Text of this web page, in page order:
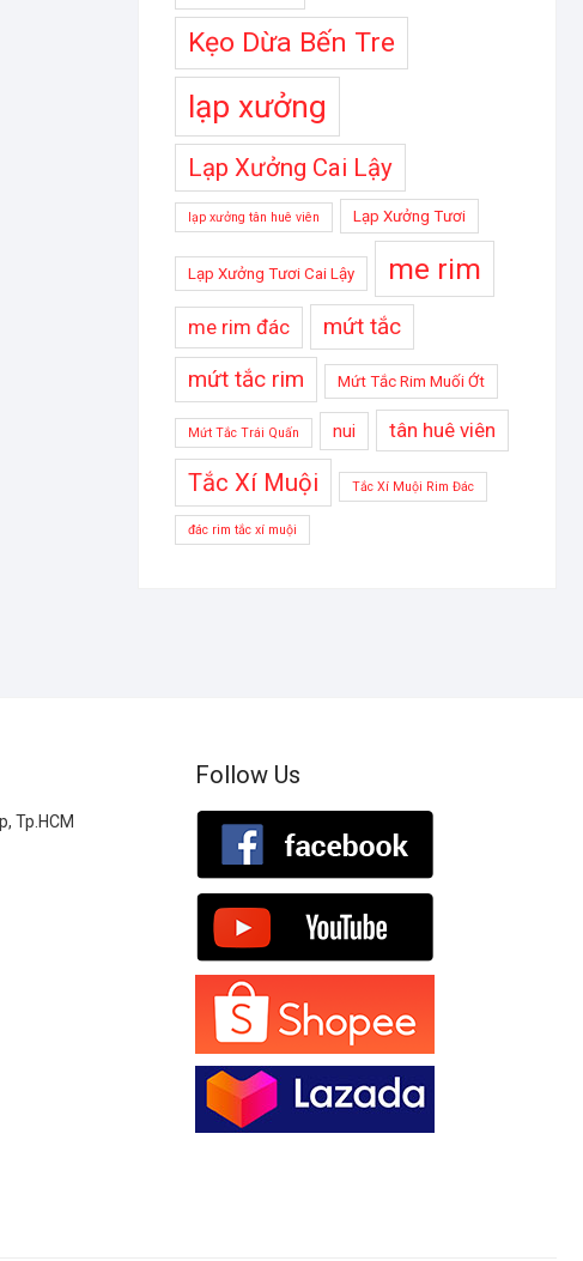
Kẹo Dừa Bến Tre
lạp xưởng
Lạp Xưởng Cai Lậy
lạp xưởng tân huê viên Lạp Xưởng Tươi
Lạp Xưởng Tươi Cai Lậy me rim
me rim đác
mứt tắc
mứt tắc rim
Mứt Tắc Rim Muối Ớt
Mứt Tắc Trái Quấn nui tân huê viên
Tắc Xí Muội Tắc Xí Muội Rim Đác
đác rim tắc xí muội
Tp.HCM
Follow Us